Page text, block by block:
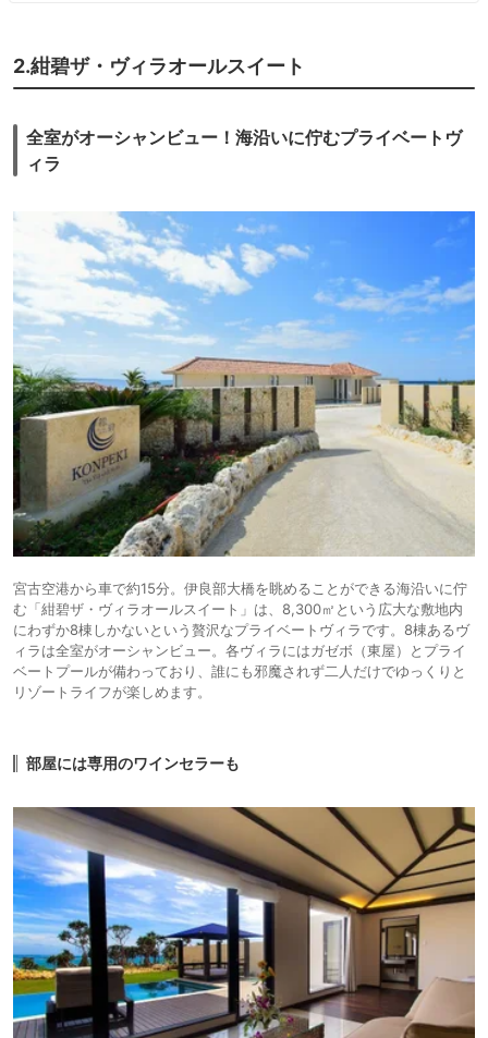
2.紺碧ザ・ヴィラオールスイート
全室がオーシャンビュー！海沿いに佇むプライベートヴ
ィラ
宮古空港から車で約15分。伊良部大橋を眺めることができる海沿いに佇
む「紺碧ザ・ヴィラオールスイート」は、8,300㎡という広大な敷地内
にわずか8棟しかないという贅沢なプライベートヴィラです。8棟あるヴ
ィラは全室がオーシャンビュー。各ヴィラにはガゼボ（東屋）とプライ
ベートプールが備わっており、誰にも邪魔されず二人だけでゆっくりと
リゾートライフが楽しめます。
部屋には専用のワインセラーも